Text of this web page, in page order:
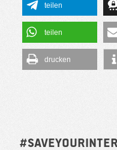
teilen
teilen
drucken